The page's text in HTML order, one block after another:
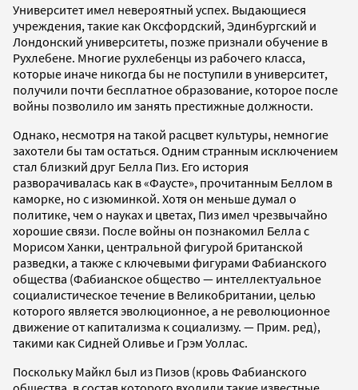
Университет имел невероятный успех. Выдающиеся
учреждения, такие как Оксфордский, Эдинбургский и
Лондонский университеты, позже признали обучение в
Рухлебене. Многие рухлебенцы из рабочего класса,
которые иначе никогда бы не поступили в университет,
получили почти бесплатное образование, которое после
войны позволило им занять престижные должности.
Однако, несмотря на такой расцвет культуры, немногие
захотели бы там остаться. Одним странным исключением
стал близкий друг Белла Пиз. Его история
разворачивалась как в «Фаусте», прочитанным Беллом в
каморке, но с изюминкой. Хотя он меньше думал о
политике, чем о науках и цветах, Пиз имел чрезвычайно
хорошие связи. После войны он познакомил Белла с
Морисом Ханки, центральной фигурой британской
разведки, а также с ключевыми фигурами Фабианского
общества (Фабианское общество — интеллектуальное
социалистическое течение в Великобритании, целью
которого является эволюционное, а не революционное
движение от капитализма к социализму. — Прим. ред),
такими как Сидней Оливье и Грэм Уоллас.
Поскольку Майкл был из Пизов (кровь Фабианского